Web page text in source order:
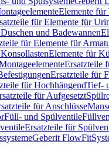
Elemente für
für Elemente für
und Badewannen
für Elemente für
Elemente für
Ersatzteile
Ersatzteile für
für HochhängendTief-
für Aufgesetzt
für Anschlüsse
Füll- und Spülventile
Ersatzteile für
Geberit FlowFit